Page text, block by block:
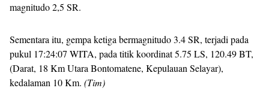
magnitudo 2,5 SR.
Sementara itu, gempa ketiga bermagnitudo 3.4 SR, terjadi pada
pukul 17:24:07 WITA, pada titik koordinat 5.75 LS, 120.49 BT,
(Darat, 18 Km Utara Bontomatene, Kepulauan Selayar),
kedalaman 10 Km. (Tim)